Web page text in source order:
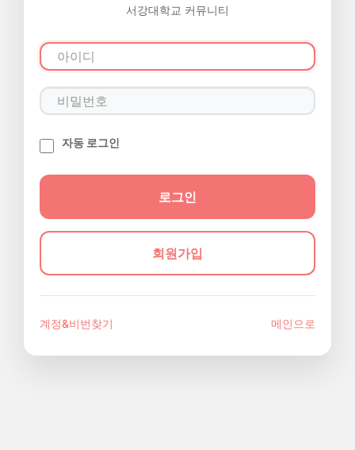
서강대학교 커뮤니티
자동 로그인
회원가입
계정&비번찾기 메인으로